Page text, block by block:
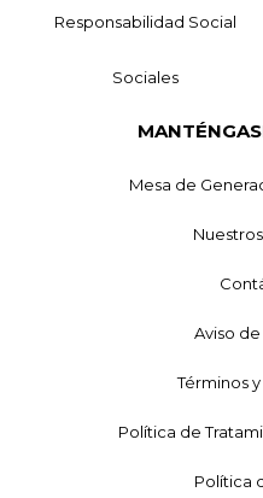
Responsabilidad Social
Sociales
Mesa de
Aviso
Términos
Política de
Política